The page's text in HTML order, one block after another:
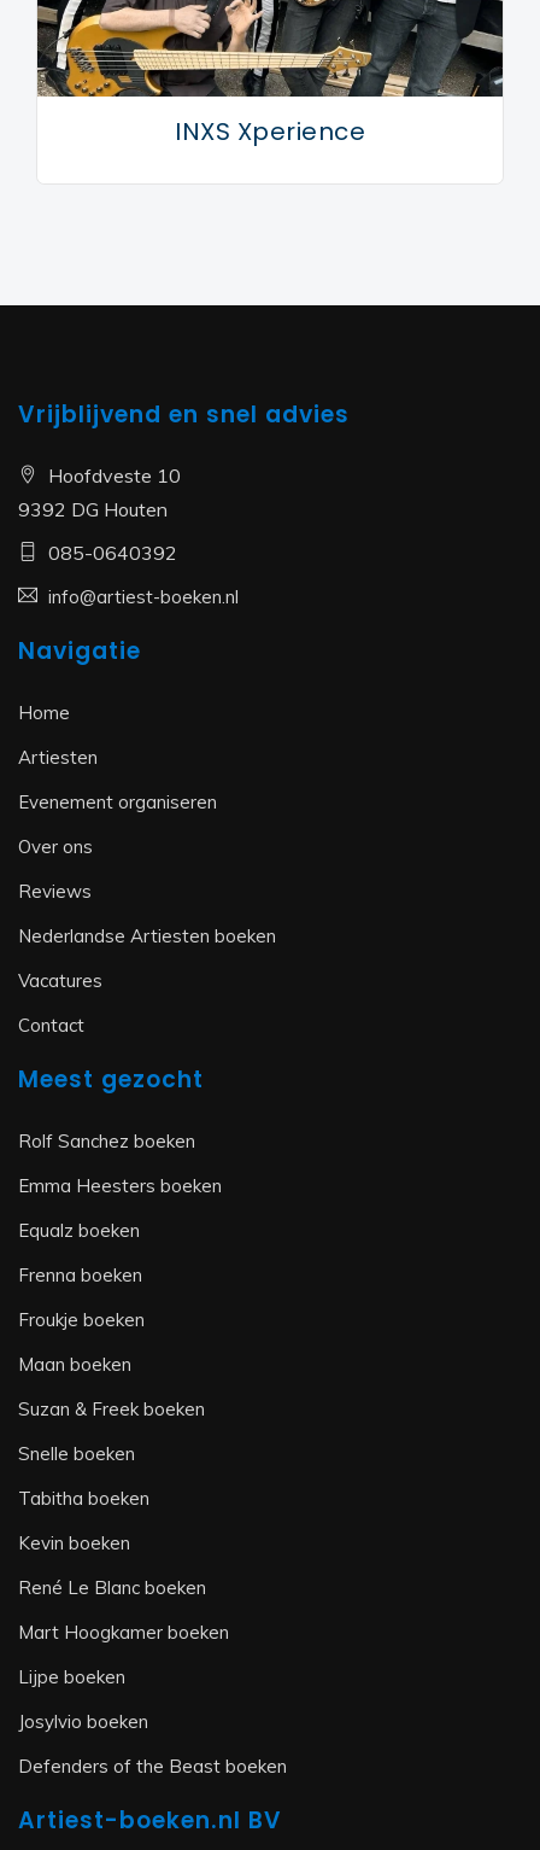
INXS Xperience
Vrijblijvend en snel advies
Hoofdveste 10
9392 DG Houten
085-0640392
info@artiest-boeken.nl
Navigatie
Home
Artiesten
Evenement organiseren
Over ons
Reviews
Nederlandse Artiesten boeken
Vacatures
Contact
Meest gezocht
Rolf Sanchez boeken
Emma Heesters boeken
Equalz boeken
Frenna boeken
Froukje boeken
Maan boeken
Suzan & Freek boeken
Snelle boeken
Tabitha boeken
Kevin boeken
René Le Blanc boeken
Mart Hoogkamer boeken
Lijpe boeken
Josylvio boeken
Defenders of the Beast boeken
Artiest-boeken.nl BV